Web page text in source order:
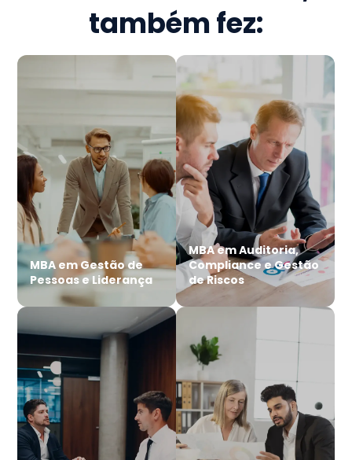
também fez:
MBA em Gestão de
Pessoas e Liderança
MBA em Auditoria,
Compliance e Gestão
de Riscos